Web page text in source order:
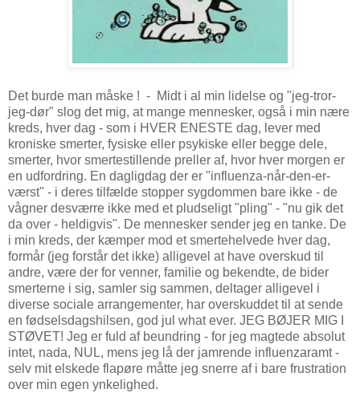
Det burde man måske ! - Midt i al min lidelse og "jeg-tror-
jeg-dør" slog det mig, at mange mennesker, også i min nære
kreds, hver dag - som i HVER ENESTE dag, lever med
kroniske smerter, fysiske eller psykiske eller begge dele,
smerter, hvor smertestillende preller af, hvor hver morgen er
en udfordring. En dagligdag der er "influenza-når-den-er-
værst" - i deres tilfælde stopper sygdommen bare ikke - de
vågner desværre ikke med et pludseligt "pling" - "nu gik det
da over - heldigvis". De mennesker sender jeg en tanke. De
i min kreds, der kæmper mod et smertehelvede hver dag,
formår (jeg forstår det ikke) alligevel at have overskud til
andre, være der for venner, familie og bekendte, de bider
smerterne i sig, samler sig sammen, deltager alligevel i
diverse sociale arrangementer, har overskuddet til at sende
en fødselsdagshilsen, god jul what ever. JEG BØJER MIG I
STØVET! Jeg er fuld af beundring - for jeg magtede absolut
intet, nada, NUL, mens jeg lå der jamrende influenzaramt -
selv mit elskede flapøre måtte jeg snerre af i bare frustration
over min egen ynkelighed.